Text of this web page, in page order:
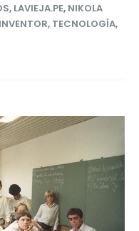
, LAVIEJA.PE, NIKOLA
, TECNOLOGÍA,